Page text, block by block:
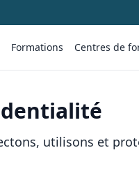
Formations Centres de
utilisons et